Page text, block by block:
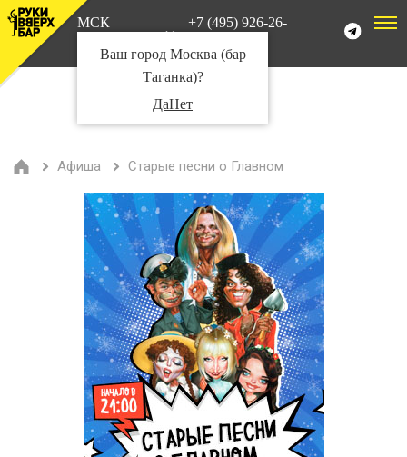
МСК
Ваш город Москва (бар
Таганка)?
ДаНет
+7 (495) 926-26-
Афиша Старые песни о Главном